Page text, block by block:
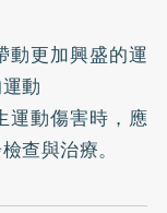
動更加興盛的運
動
運動傷害時，應
查與治療。